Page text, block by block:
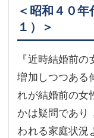
＜昭和４０
１）＞
『近時結婚前
増加しつつある
れが結婚前の女
かは疑問であり
われる家庭状況